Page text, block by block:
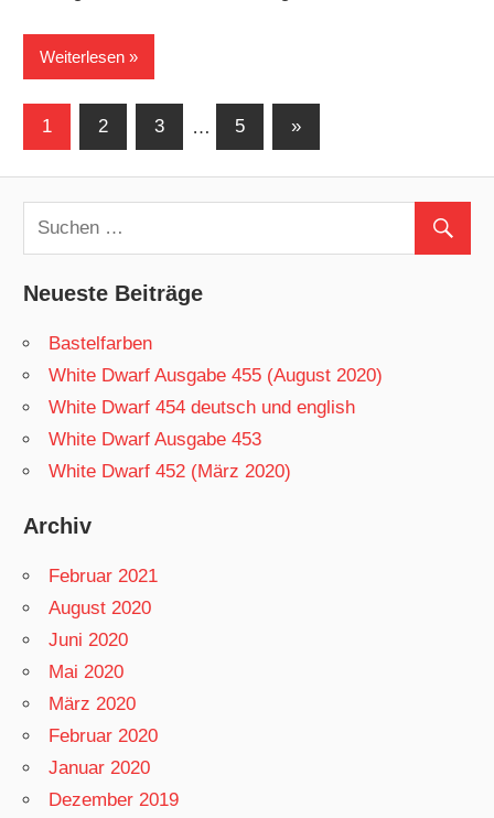
Weiterlesen
Beitragsnavigation
1 2 3 … 5
Nächste
»
Neueste Beiträge
Bastelfarben
White Dwarf Ausgabe 455 (August 2020)
White Dwarf 454 deutsch und english
White Dwarf Ausgabe 453
White Dwarf 452 (März 2020)
Archiv
Februar 2021
August 2020
Juni 2020
Mai 2020
März 2020
Februar 2020
Januar 2020
Dezember 2019